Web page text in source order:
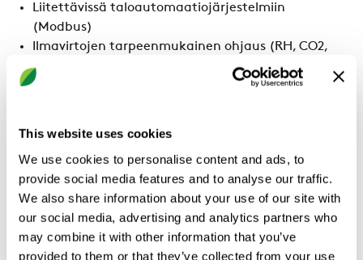
This website uses cookies
We use cookies to personalise content and ads, to
provide social media features and to analyse our traffic.
We also share information about your use of our site with
our social media, advertising and analytics partners who
may combine it with other information that you’ve
provided to them or that they’ve collected from your use
Liitettävissä taloautomaatiojärjestelmiin
(Modbus)
Ilmavirtojen tarpeenmukainen ohjaus (RH, CO2,
VOC*)
Portaaton tuloilman lämpötilan säätö
Tuotekuvaus Tekniset tiedot